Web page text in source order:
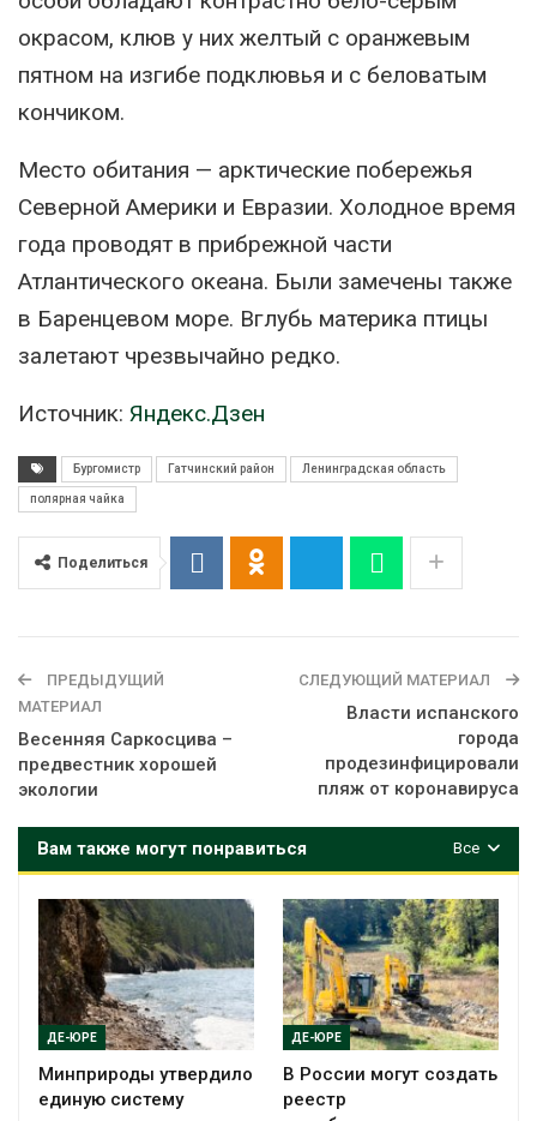
окрасом, клюв у них желтый с оранжевым
пятном на изгибе подклювья и с беловатым
кончиком.
Место обитания — арктические побережья
Северной Америки и Евразии. Холодное время
года проводят в прибрежной части
Атлантического океана. Были замечены также
в Баренцевом море. Вглубь материка птицы
залетают чрезвычайно редко.
Источник: Яндекс.Дзен
Бургомистр Гатчинский район Ленинградская область
полярная чайка
Поделиться
ПРЕДЫДУЩИЙ
МАТЕРИАЛ
Весенняя Саркосцива –
предвестник хорошей
экологии
СЛЕДУЮЩИЙ МАТЕРИАЛ
Власти испанского
города
продезинфицировали
пляж от коронавируса
Все
Вам также могут понравиться
ДЕ-ЮРЕ
Минприроды утвердило
единую систему
ДЕ-ЮРЕ
В России могут создать
реестр